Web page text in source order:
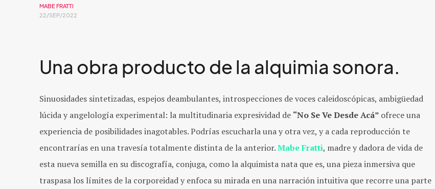
MABE FRATTI
22/SEP/2022
Una obra producto de la alquimia sonora.
Sinuosidades sintetizadas, espejos deambulantes, introspecciones de voces caleidoscópicas, ambigüedad
lúcida y angelología experimental: la multitudinaria expresividad de “No Se Ve Desde Acá” ofrece una
experiencia de posibilidades inagotables. Podrías escucharla una y otra vez, y a cada reproducción te
encontrarías en una travesía totalmente distinta de la anterior.Mabe Fratti, madre y dadora de vida de
esta nueva semilla en su discografía, conjuga, como la alquimista nata que es, una pieza inmersiva que
traspasa los límites de la corporeidad y enfoca su mirada en una narración intuitiva que recorre una parte